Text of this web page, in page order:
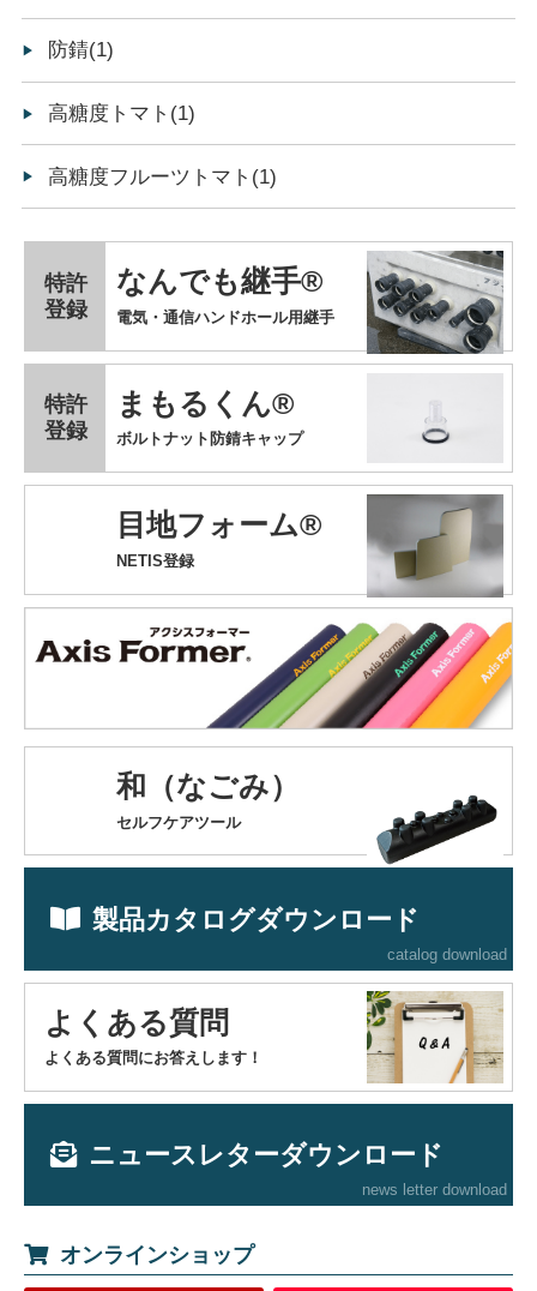
防錆(1)
高糖度トマト(1)
高糖度フルーツトマト(1)
なんでも継手®
特許
登録
電気・通信ハンドホール用継手
まもるくん®
特許
登録
ボルトナット防錆キャップ
目地フォーム®
NETIS登録
和（なごみ）
セルフケアツール
製品カタログダウンロード
catalog download
よくある質問
よくある質問にお答えします！
ニュースレターダウンロード
news letter download
オンラインショップ